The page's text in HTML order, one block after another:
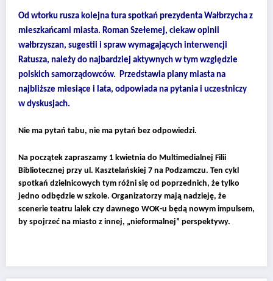
Od wtorku rusza kolejna tura spotkań prezydenta Wałbrzycha z
mieszkańcami miasta. Roman Szełemej, ciekaw opinii
wałbrzyszan, sugestii i spraw wymagających interwencji
Ratusza, należy do najbardziej aktywnych w tym względzie
polskich samorządowców. Przedstawia plany miasta na
najbliższe miesiące i lata, odpowiada na pytania i uczestniczy
w dyskusjach.
Nie ma pytań tabu, nie ma pytań bez odpowiedzi.
Na początek zapraszamy 1 kwietnia do Multimedialnej Filii
Bibliotecznej przy ul. Kasztelańskiej 7 na Podzamczu. Ten cykl
spotkań dzielnicowych tym różni się od poprzednich, że tylko
jedno odbędzie w szkole. Organizatorzy mają nadzieję, że
scenerie teatru lalek czy dawnego WOK-u będą nowym impulsem,
by spojrzeć na miasto z innej, „nieformalnej” perspektywy.